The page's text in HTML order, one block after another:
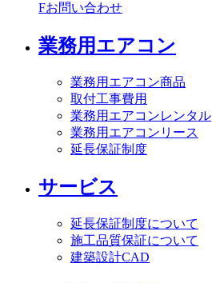
Fお問い合わせ
業務用エアコン
業務用エアコン商品
取付工事費用
業務用エアコンレンタル
業務用エアコンリース
延長保証制度
サービス
延長保証制度について
施工品質保証について
建築設計CAD